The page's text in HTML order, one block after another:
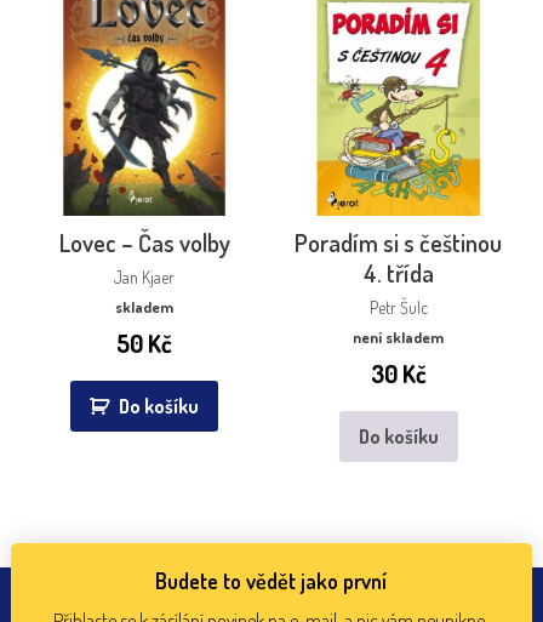
Lovec – Čas volby
Jan Kjaer
skladem
50Kč
Do košíku
Poradím si s češtinou
4. třída
Petr Šulc
není skladem
30Kč
Do košíku
Budete to vědět jako první